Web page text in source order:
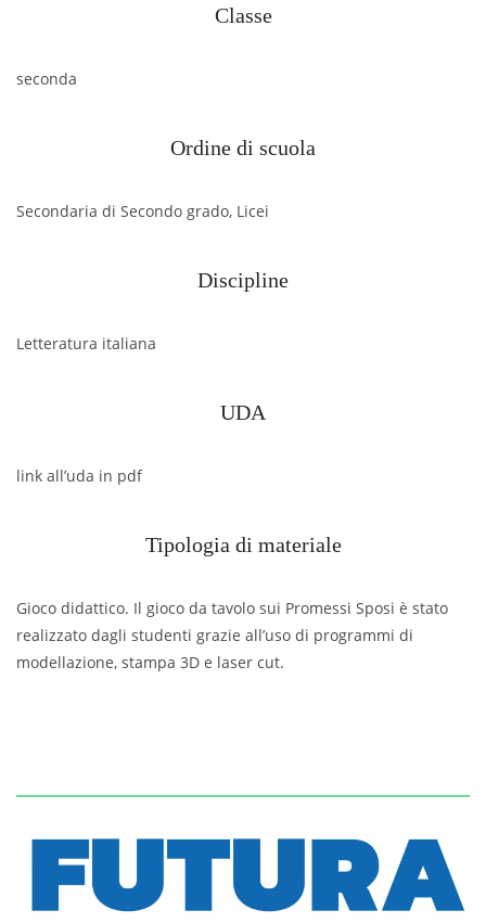
Classe
seconda
Ordine di scuola
Secondaria di Secondo grado, Licei
Discipline
Letteratura italiana
UDA
link all’uda in pdf
Tipologia di materiale
Gioco didattico. Il gioco da tavolo sui Promessi Sposi è stato
realizzato dagli studenti grazie all’uso di programmi di
modellazione, stampa 3D e laser cut.